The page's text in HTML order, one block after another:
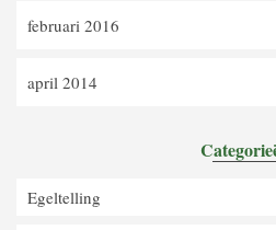
februari 2016
april 2014
Egeltelling